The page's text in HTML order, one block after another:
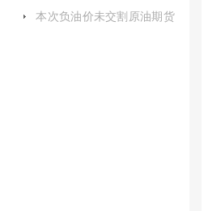
表)
本次负油价未交割原油期货